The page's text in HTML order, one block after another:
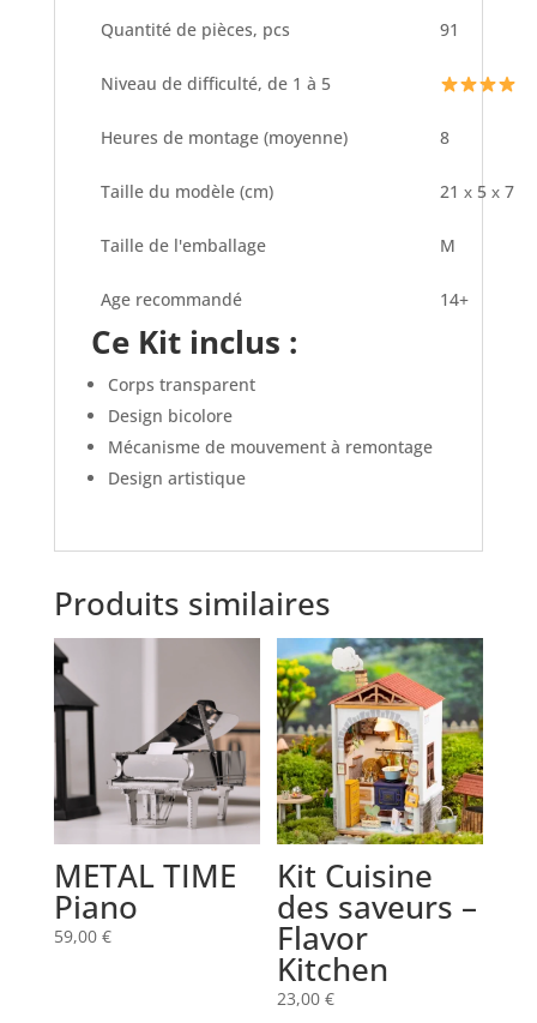
Quantité de pièces, pcs 91
Niveau de difficulté, de 1 à 5
Heures de montage (moyenne) 8
Taille du modèle (cm) 21 х 5 х 7
Taille de l'emballage M
Age recommandé 14+
Ce Kit inclus :
Corps transparent
Design bicolore
Mécanisme de mouvement à remontage
Design artistique
Produits similaires
METAL TIME
Piano
59,00 €
Kit Cuisine
des saveurs –
Flavor
Kitchen
23,00€